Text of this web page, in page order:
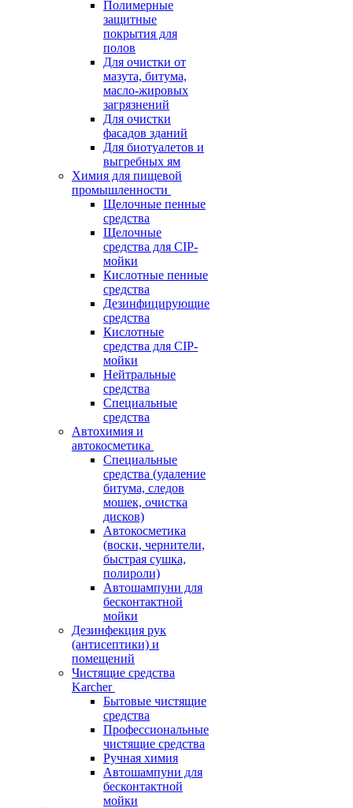
Полимерные
защитные
покрытия для
полов
Для очистки от
мазута, битума,
масло-жировых
загрязнений
Для очистки
фасадов зданий
Для биотуалетов и
выгребных ям
Химия для пищевой
промышленности
Щелочные пенные
средства
Щелочные
средства для CIP-
мойки
Кислотные пенные
средства
Дезинфицирующие
средства
Кислотные
средства для CIP-
мойки
Нейтральные
средства
Специальные
средства
Автохимия и
автокосметика
Специальные
средства (удаление
битума, следов
мошек, очистка
дисков)
Автокосметика
(воски, чернители,
быстрая сушка,
полироли)
Автошампуни для
бесконтактной
мойки
Дезинфекция рук
(антисептики) и
помещений
Чистящие средства
Karcher
Бытовые чистящие
средства
Профессиональные
чистящие средства
Ручная химия
Автошампуни для
бесконтактной
мойки